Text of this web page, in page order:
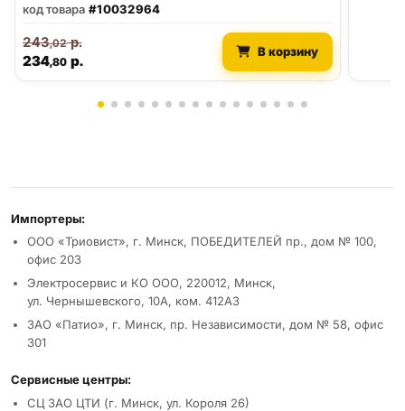
код товара #10032964
234,80 р.
243,02р.
В корзину
Реквизиты и условия
Импортеры:
ООО «Триовист», г. Минск, ПОБЕДИТЕЛЕЙ пр., дом № 100,
офис 203
Электросервис и КО ООО, 220012, Минск,
ул. Чернышевского, 10А, ком. 412А3
ЗАО «Патио», г. Минск, пр. Независимости, дом № 58, офис
301
Сервисные центры:
СЦ ЗАО ЦТИ (г. Минск, ул. Короля 26)